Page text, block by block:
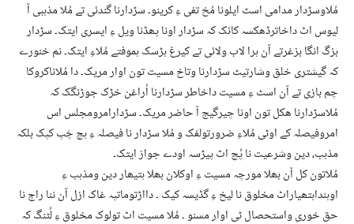
مُلاوسڑدار مدامی اسٹ ایلونا مُخ تفی ءِ کرینو۔ سڑدارنا گندئی تے مُلا مذہبی آ
لیوس اٹ داخاترڈھکسہ کائک کہ سڑدار اونا پھڈنا ویل ءِ ایسری ایتک۔ سڑدار
بزگ انگا بزغرتے آن ہرا لاب ولائی تے کیرغ ہڑسک ہموفتے مُلاءِ ایتک۔ نم خنورے
کہ گیشتری خلق وشارتیٹ سڑدارنا وتاخ مسیت تون اوار مریک۔ دا مُلاناکروکا
چم بازی تے آن اسٹ ءِ مسیت داخاطر سڑدارنا اُراغن خڑک جوڑنگک کہ
مُلاسڑدارنا ھکل تون اونا چیرگیج آ حاضر مریک۔ سڑدارامرومجلس اس
امروفیصلہ کے اوٹی مُلاءِ ضرورتولفک و مُلا سڑدار نا فیصلہ ءِ ہچ چَپ کپک بلکہ
مذہب، دین وشرعیت نا پُچ اٹ پیڑسہ اودے جواز ایتک۔
مُلاتون کل آن بھلا مورچہ مسیت ءِ اوکلان بھلا ہتیھار دین ومذہب ءِ
اوہنداہتھیاراٹ مخلوق نا لیخ ءِ گڈیسہ کیک ۔ دااڑتوماتپہ غاک ازل آن ننا راج نا
حق خوری واستحصال ٹی اوار مسنو ۔ مُلا مسیت اٹ تولوک مخلوق ءِ لُٹنگ کہ